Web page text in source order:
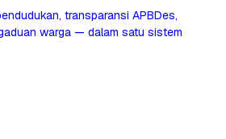
transparansi APBDes,
warga — dalam satu sistem